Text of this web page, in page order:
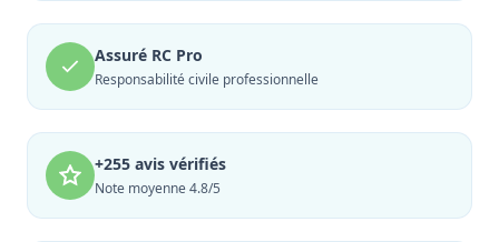
Assuré RC Pro
Responsabilité civile professionnelle
+255 avis vérifiés
Note moyenne 4.8/5